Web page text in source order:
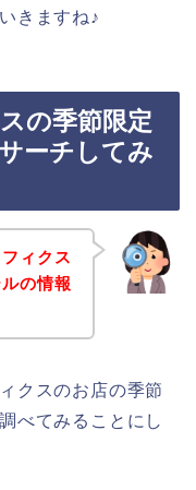
きますね♪
の季節限定
ーチしてみ
ィクス
の情報
クスのお店の季節
べてみることにし